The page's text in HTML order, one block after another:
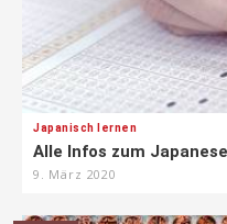
Japanisch lernen
Alle Infos zum
9. März 2020